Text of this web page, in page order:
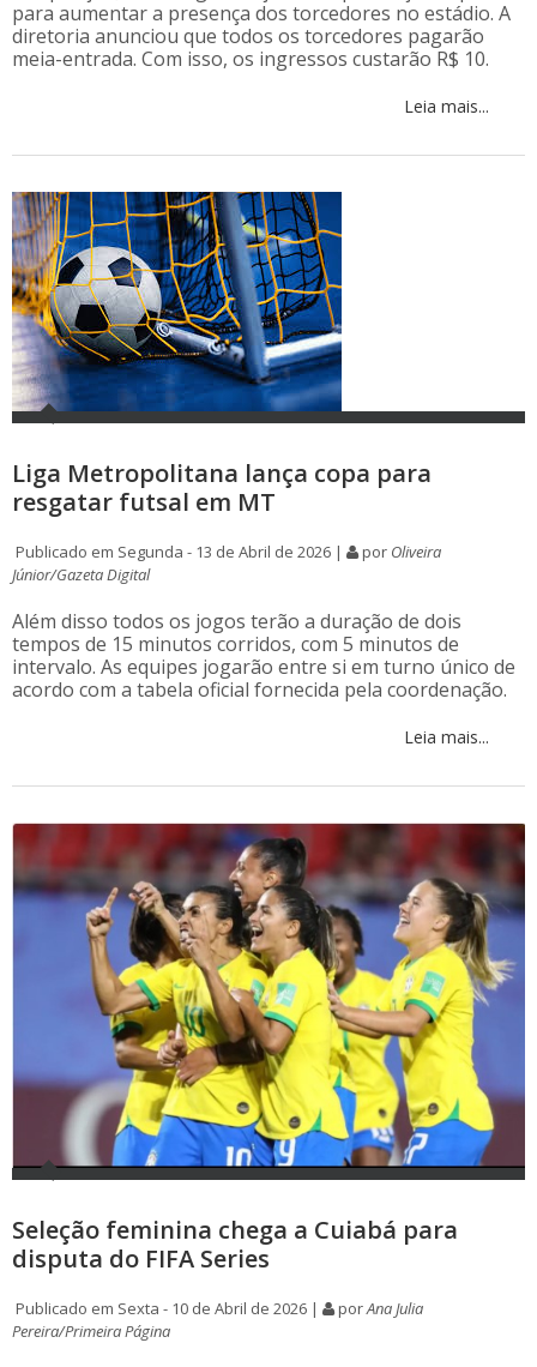
para aumentar a presença dos torcedores no estádio. A
diretoria anunciou que todos os torcedores pagarão
meia-entrada. Com isso, os ingressos custarão R$ 10.
Leia mais...
Liga Metropolitana lança copa para
resgatar futsal em MT
Publicado em Segunda - 13 de Abril de 2026 | por Oliveira
Júnior/Gazeta Digital
Além disso todos os jogos terão a duração de dois
tempos de 15 minutos corridos, com 5 minutos de
intervalo. As equipes jogarão entre si em turno único de
acordo com a tabela oficial fornecida pela coordenação.
Leia mais...
Seleção feminina chega a Cuiabá para
disputa do FIFA Series
Publicado em Sexta - 10 de Abril de 2026 | porAna Julia
Pereira/Primeira Página